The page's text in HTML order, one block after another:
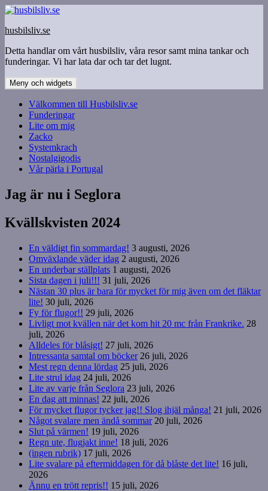
Hoppa
innehåll
husbilsliv.se
Detta handlar om vårt husbilsliv, våra resor samt mina tankar och
funderingar. Vi har lata dar och tar det lugnt.
Meny och widgets
Välkommen till Husbilsliv.se
Funderingar
Lite om mig
Zacko
Systemkrach
Nostalgigodis
Vår pärla i Portugal
Jag är nu i Seglora
Kvällskvisten 2024
En väldigt fin sommardag! 3 augusti, 2026
Omväxlande väder idag 2 augusti, 2026
En underbar ställplats 1 augusti, 2026
Sista dagen i juli!!! 31 juli, 2026
Nästan 30 plus är bara för mycket för mig även om det fläktar
lite! 30 juli, 2026
Fy för flugor!! 29 juli, 2026
Livligt mot kvällen när det kom hit 20 mc från Frankrike. 28
juli, 2026
Alldeles för blåsigt! 27 juli, 2026
Intressanta samtal om böcker 26 juli, 2026
Mest regn denna lördag 25 juli, 2026
Lite strul idag 24 juli, 2026
Lite av varje från Seglora 23 juli, 2026
En dag att minnas! 22 juli, 2026
För mycket flugor tycker jag!! Slog ihjäl många! 21 juli, 2026
Något svalare men ändå sommar 20 juli, 2026
Slut på värmen! 19 juli, 2026
Regn ute, flugjakt inne! 18 juli, 2026
(ingen rubrik) 17 juli, 2026
Lite svalare på eftermiddagen för då blåste det lite! 16 juli,
2026
Ännu en trött repris!! 15 juli, 2026